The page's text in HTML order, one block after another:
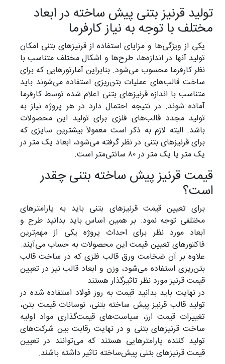
قرنیز بتنی پیش ساخته در ابعاد
با توجه به نیاز کارفرما
یکی از ویژگی‌ها و مزایای استفاده از قرنیزهای بتنی امکان
تولید آنها در اندازه‌ها، طرح‌ها و اشکال مختلف متناسب با
نظر کارفرما محسوب می‌شود. بنابراین آمارتورهایی که برای
ساخت قالب‌های عملیات بتن‌ریزی استفاده می‌شوند باید
متناسب با اندازه قرنیزهای بتنی اعلام شده توسط کارفرما
آماده شوند. در نتیجه احتمال دارد در هر پروژه نیاز به
تولید مجدد قالب‌های فلزی برای تولید این محصولات
باشد. البته لازم به ذکر است معمولاً بیشترین سایزی که
برای قرنیزهای بتنی در نظر گرفته می‌شود، ابعاد یک متر در
یک متر یا یک متر در ۸۰ سانتی‌متر است.
قرنیز پیش ساخته بتنی چقدر
برای تعیین قیمت قرنیزهای بتنی باید به پارامترهای
مختلفی توجه نمود. بر همین اساس باید بدانید طرح و
ابعاد مورد نظر برای احداث پروژه یکی از مهم‌ترین
فاکتورهای تعیین قیمت این محصولات به حساب می‌آیند.
علاوه بر آن ضخامت ورق قالب فلزی که در ساخت قالب
بتن‌ریزی استفاده می‌شود، وزن و ابعاد قالب نیز در تعیین
قیمت قرنیز مورد نظر تاثیرگذار هستند.
در نهایت باید بدانید قیمت به روز فولاد استفاده شده در
تولید قالب قرنیز پیش ساخته بتنی، نوسانات قیمت بتن،
تغییرات قیمت ارز، سیاست‌های قیمت‌گذاری مواد اولیه
ساخت قرنیزهای بتنی و در نهایت رقابت بین شرکت‌های
تولید کننده پارامترهایی هستند که می‌توانند در تعیین
قیمت قرنیزهای بتنی پیش‌ساخته تاثیر داشته باشند.